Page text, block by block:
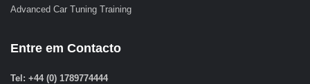
Advanced Car Tuning Training
Entre em Contacto
Tel: +44 (0) 1789774444